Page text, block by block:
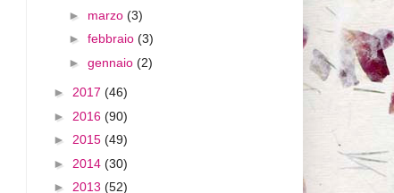
► marzo (3)
► febbraio (3)
► gennaio (2)
► 2017 (46)
► 2016 (90)
► 2015 (49)
► 2014 (30)
► 2013 (52)